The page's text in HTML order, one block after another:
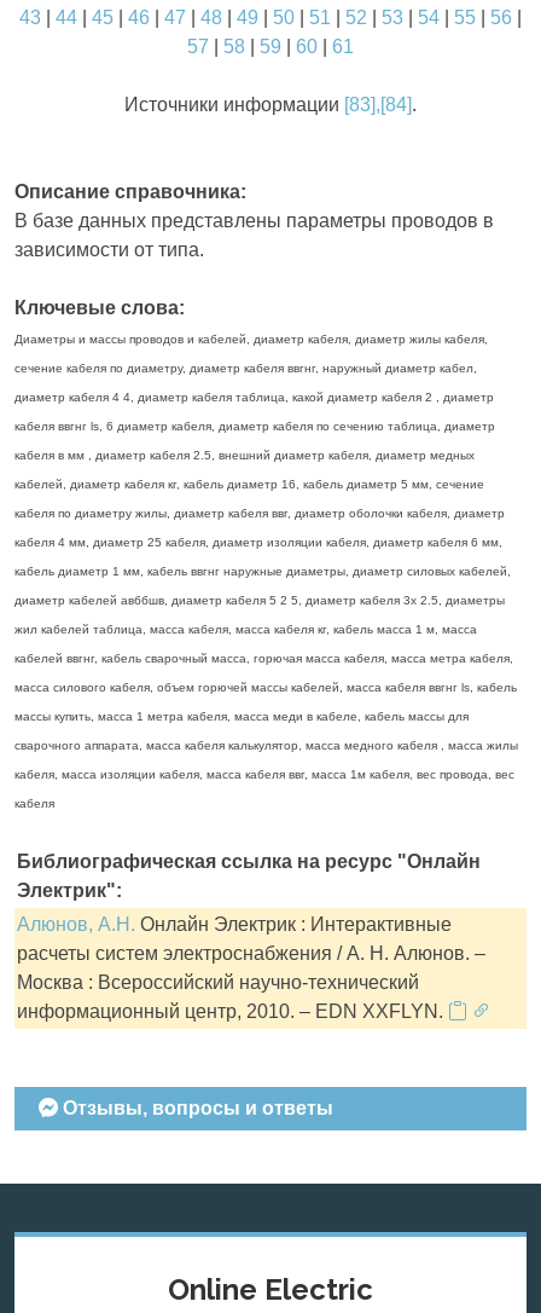
43 44 45 46 47 48 49 50 51 52 53 54 55 56
57
58 59 60 61
Источники информации [83],[84].
Описание справочника:
В базе данных представлены параметры проводов в
зависимости от типа.
Ключевые слова:
Диаметры и массы проводов и кабелей, диаметр кабеля, диаметр жилы кабеля,
сечение кабеля по диаметру, диаметр кабеля ввгнг, наружный диаметр кабел,
диаметр кабеля 4 4, диаметр кабеля таблица, какой диаметр кабеля 2 , диаметр
кабеля ввгнг ls, 6 диаметр кабеля, диаметр кабеля по сечению таблица, диаметр
кабеля в мм , диаметр кабеля 2.5, внешний диаметр кабеля, диаметр медных
кабелей, диаметр кабеля кг, кабель диаметр 16, кабель диаметр 5 мм, сечение
кабеля по диаметру жилы, диаметр кабеля ввг, диаметр оболочки кабеля, диаметр
кабеля 4 мм, диаметр 25 кабеля, диаметр изоляции кабеля, диаметр кабеля 6 мм,
кабель диаметр 1 мм, кабель ввгнг наружные диаметры, диаметр силовых кабелей,
диаметр кабелей авббшв, диаметр кабеля 5 2 5, диаметр кабеля 3х 2.5, диаметры
жил кабелей таблица, масса кабеля, масса кабеля кг, кабель масса 1 м, масса
кабелей ввгнг, кабель сварочный масса, горючая масса кабеля, масса метра кабеля,
масса силового кабеля, объем горючей массы кабелей, масса кабеля ввгнг ls, кабель
массы купить, масса 1 метра кабеля, масса меди в кабеле, кабель массы для
сварочного аппарата, масса кабеля калькулятор, масса медного кабеля , масса жилы
кабеля, масса изоляции кабеля, масса кабеля ввг, масса 1м кабеля, вес провода, вес
кабеля
Библиографическая ссылка на ресурс "Онлайн
Электрик":
Алюнов, А.Н. Онлайн Электрик : Интерактивные
расчеты систем электроснабжения / А. Н. Алюнов. –
Москва : Всероссийский научно-технический
информационный центр, 2010. – EDN XXFLYN.
Отзывы, вопросы и ответы
Online Electric